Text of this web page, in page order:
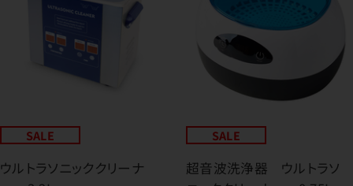
SALE
ウルトラソニッククリーナ
SALE
超音波洗浄器 ウルトラソ